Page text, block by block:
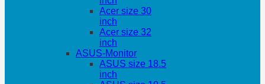
Acer size 30
inch
Acer size 32
inch
ASUS-Monitor
ASUS size 18.5
inch